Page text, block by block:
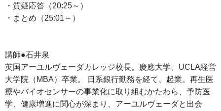
・質疑応答（20:25～）
・まとめ（25:01～）
講師●石井泉
英国アーユルヴェーダカレッジ校長。慶應大学、UCLA経営
大学院（MBA）卒業。 日系銀行勤務を経て、起業。再生医
療やバイオセンサーの事業化に取り組むかたわら、予防医
学、健康増進に関心が深まり、アーユルヴェーダと出会